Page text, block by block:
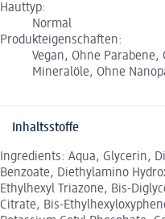
Hauttyp:
Normal
Produkteigenschaften:
Vegan, Ohne
Mineralöle, Ohne
Inhaltsstoffe
Ingredients: Aqua, Glycerin,
Benzoate, Diethylamino
Ethylhexyl Triazone, Bis-
Citrate, Bis-